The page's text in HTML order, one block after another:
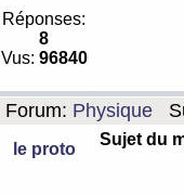
Réponses:
8
Vus: 96840
Forum: Physique
le proto
Sujet du